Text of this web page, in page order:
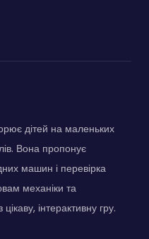
дітей на маленьких
Вона пропонує
машин і перевірка
механіки та
інтерактивну гру.